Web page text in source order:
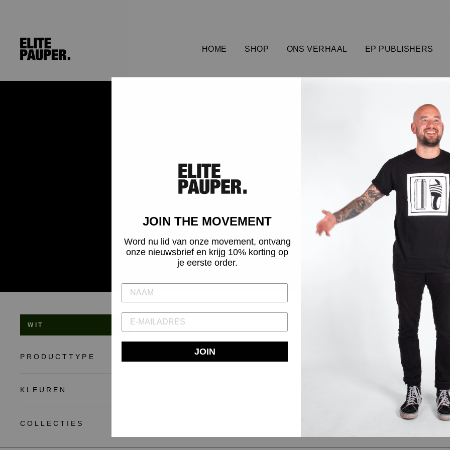
HOME SHOP ONS VERHAAL EP PUBLISHERS
WIT
PRODUCTTYPE
KLEUREN
COLLECTIES
Sorry , in deze collectie zitten geen items
JOIN THE MOVEMENT
Word nu lid van onze movement, ontvang
onze nieuwsbrief en krijg 10% korting op
je eerste order.
JOIN